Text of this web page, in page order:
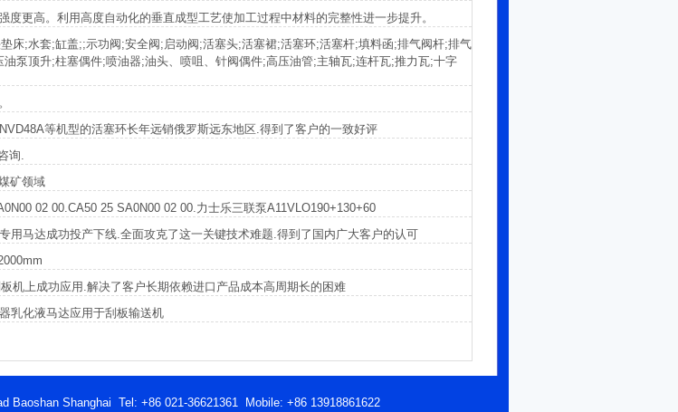
更高。利用高度自动化的垂直成型工艺使加工过程中材料的完整性进一步提升。
床;水套;缸盖;;示功阀;安全阀;启动阀;活塞头;活塞裙;活塞环;活塞杆;填料函;排气阀杆;排气
泵顶升;柱塞偶件;喷油器;油头、喷咀、针阀偶件;高压油管;主轴瓦;连杆瓦;推力瓦;十字
等机型的活塞环长年远销俄罗斯远东地区.得到了客户的一致好评
询.
矿领域
02 00.CA50 25 SA0N00 02 00.力士乐三联泵A11VLO190+130+60
用马达成功投产下线.全面攻克了这一关键技术难题.得到了国内广大客户的认可
机上成功应用.解决了客户长期依赖进口产品成本高周期长的困难
乳化液马达应用于刮板输送机
Baoshan Shanghai Tel: +86 021-36621361 Mobile: +86 13918861622